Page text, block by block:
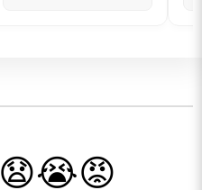
😧😭😡